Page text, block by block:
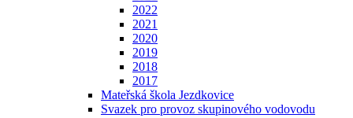
2022
2021
2020
2019
2018
2017
Mateřská škola Jezdkovice
Svazek pro provoz skupinového vodovodu